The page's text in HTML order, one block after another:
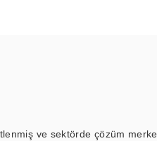
ve sektörde çözüm